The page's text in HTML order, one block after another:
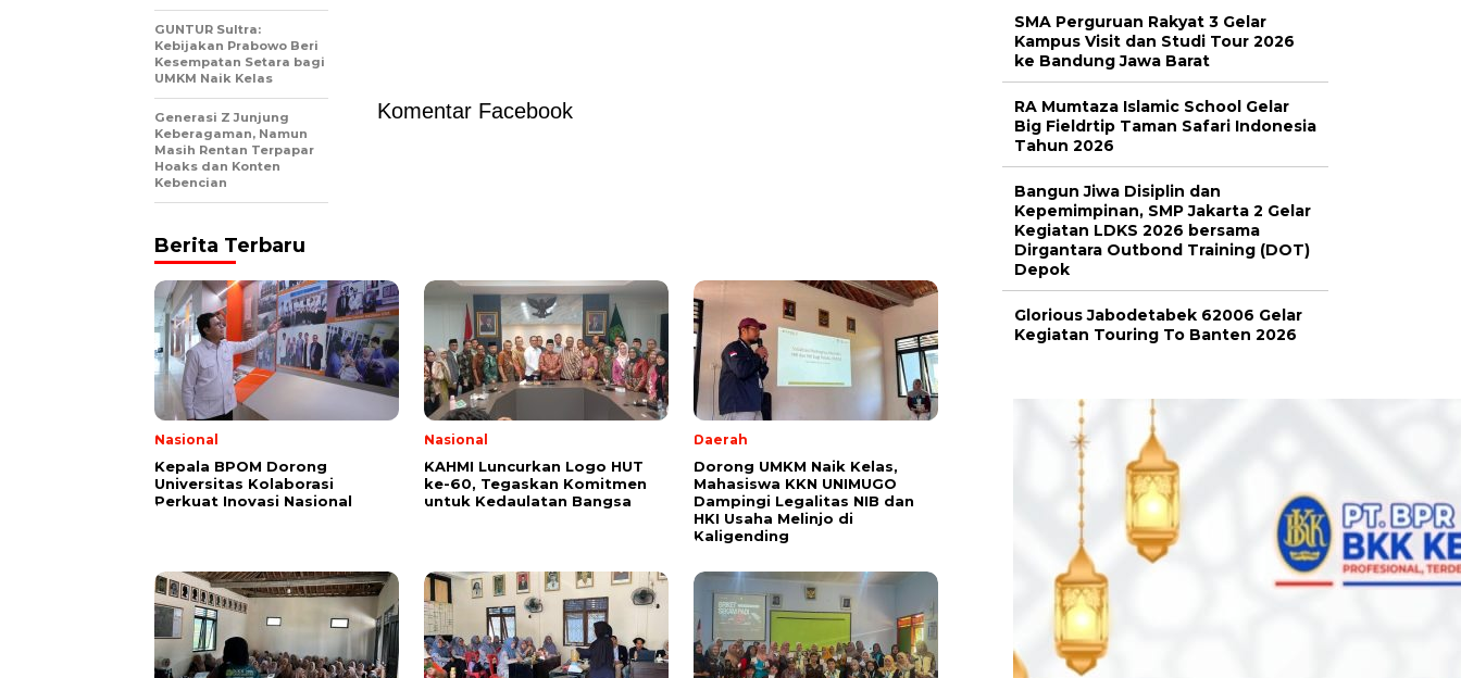
Komentar Facebook
GUNTUR Sultra:
Kebijakan Prabowo Beri
Kesempatan Setara bagi
UMKM Naik Kelas
Generasi Z Junjung
Keberagaman, Namun
Masih Rentan Terpapar
Hoaks dan Konten
Kebencian
Berita Terbaru
Nasional
Kepala BPOM Dorong
Universitas Kolaborasi
Perkuat Inovasi Nasional
Nasional
KAHMI Luncurkan Logo HUT
ke-60, Tegaskan Komitmen
untuk Kedaulatan Bangsa
Daerah
Dorong UMKM Naik Kelas,
Mahasiswa KKN UNIMUGO
Dampingi Legalitas NIB dan
HKI Usaha Melinjo di
Kaligending
SMA Perguruan Rakyat 3 Gelar
Kampus Visit dan Studi Tour 2026
ke Bandung Jawa Barat
RA Mumtaza Islamic School Gelar
Big Fieldrtip Taman Safari Indonesia
Tahun 2026
Bangun Jiwa Disiplin dan
Kepemimpinan, SMP Jakarta 2 Gelar
Kegiatan LDKS 2026 bersama
Dirgantara Outbond Training (DOT)
Depok
Glorious Jabodetabek 62006 Gelar
Kegiatan Touring To Banten 2026